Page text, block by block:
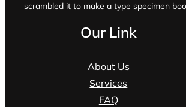
scrambled it to make a type specimen
Our Link
About Us
Services
FAQ